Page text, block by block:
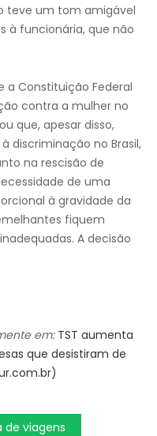
teve um tom amigável
à funcionária, que não
a Constituição Federal
contra a mulher no
que, apesar disso,
discriminação no Brasil,
na rescisão de
de uma
à gravidade da
fiquem
A decisão
em: TST aumenta
que desistiram de
de viagens